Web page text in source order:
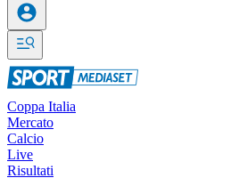
Coppa Italia
Mercato
Calcio
Live
Risultati